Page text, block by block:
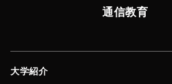
通信教育
大学紹介